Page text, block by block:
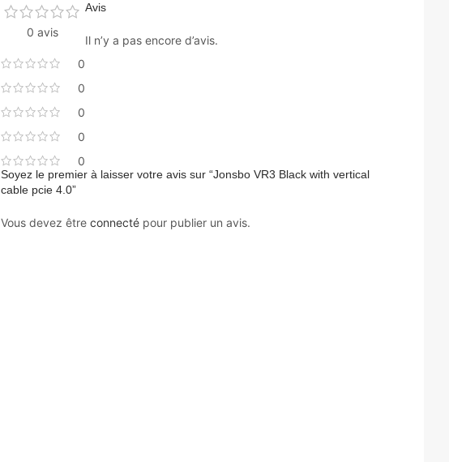
0 avis
0
0
0
0
0
Avis
Il n’y a pas encore d’avis.
Soyez le premier à laisser votre avis sur “Jonsbo VR3 Black with vertical
cable pcie 4.0”
Vous devez être connectépour publier un avis.